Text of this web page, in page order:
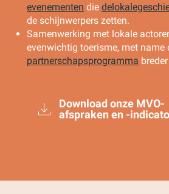
evenementen die delokale
de schijnwerpers zetten.
Samenwerking met lokale
evenwichtig toerisme, met name
partnerschapsprogramma
Download onze MVO-
afspraken en -